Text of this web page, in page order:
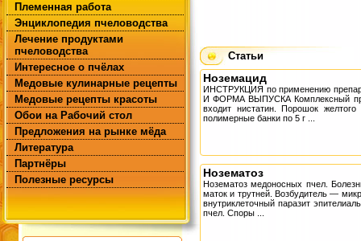
Племенная работа
Энциклопедия пчеловодства
Лечение продуктами
пчеловодства
Интересное о пчёлах
Медовые кулинарные рецепты
Медовые рецепты красоты
Обои на Рабочий стол
Предложения на рынке мёда
Литература
Партнёры
Полезные ресурсы
Статьи
Ноземацид
ИНСТРУКЦИЯ по применению
И ФОРМА ВЫПУСКА Комплексный
входит нистатин. Порошок
полимерные банки по 5 г ...
Нозематоз
Нозематоз медоносных пчел.
маток и трутней. Возбудитель —
внутриклеточный паразит
пчел. Споры ...